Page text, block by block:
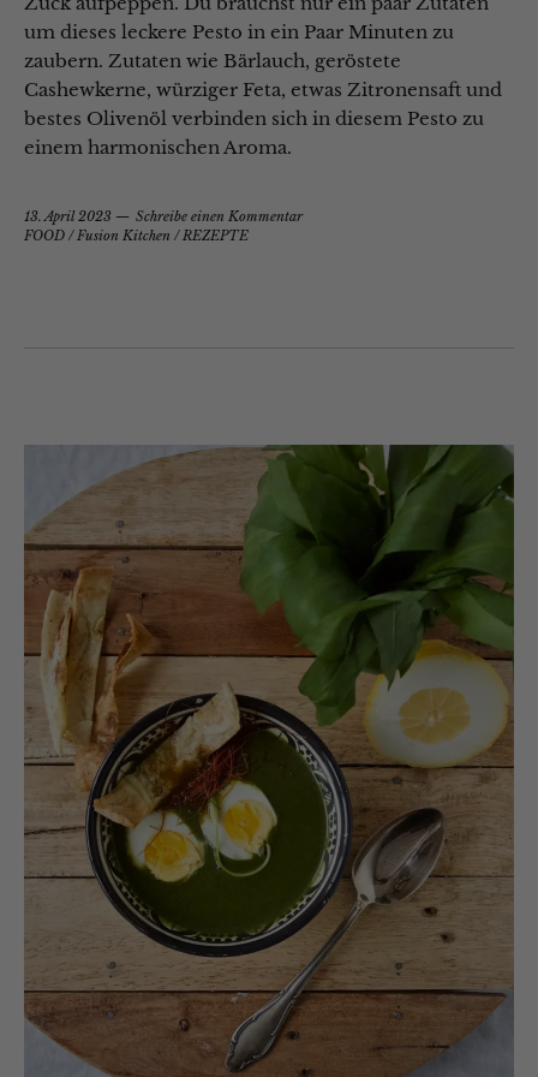
um dieses leckere Pesto in ein Paar Minuten zu
zaubern. Zutaten wie Bärlauch, geröstete
Cashewkerne, würziger Feta, etwas Zitronensaft und
bestes Olivenöl verbinden sich in diesem Pesto zu
einem harmonischen Aroma.
13. April 2023
Schreibe einen Kommentar
FOOD /Fusion Kitchen /REZEPTE